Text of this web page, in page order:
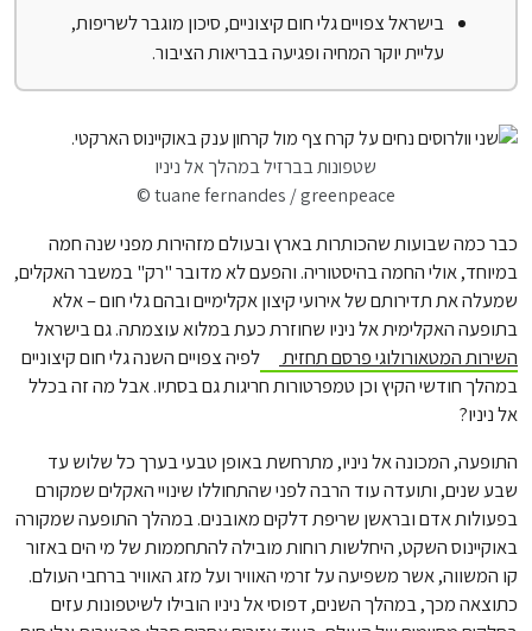
בישראל צפויים גלי חום קיצוניים, סיכון מוגבר לשריפות,
עליית יוקר המחיה ופגיעה בבריאות הציבור.
שטפונות בברזיל במהלך אל ניניו
© tuane fernandes / greenpeace
כבר כמה שבועות שהכותרות בארץ ובעולם מזהירות מפני שנה חמה
במיוחד, אולי החמה בהיסטוריה. והפעם לא מדובר "רק" במשבר האקלים,
שמעלה את תדירותם של אירועי קיצון אקלימיים ובהם גלי חום – אלא
בתופעה האקלימית אל ניניו שחוזרת כעת במלוא עוצמתה. גם בישראל
השירות המטאורולוגי פרסם תחזית
לפיה צפויים השנה גלי חום קיצוניים
במהלך חודשי הקיץ וכן טמפרטורות חריגות גם בסתיו. אבל מה זה בכלל
אל ניניו?
התופעה, המכונה אל ניניו, מתרחשת באופן טבעי בערך כל שלוש עד
שבע שנים, ותועדה עוד הרבה לפני שהתחוללו שינויי האקלים שמקורם
בפעולות אדם ובראשן שריפת דלקים מאובנים. במהלך התופעה שמקורה
באוקיינוס השקט, היחלשות רוחות מובילה להתחממות של מי הים באזור
קו המשווה, אשר משפיעה על זרמי האוויר ועל מזג האוויר ברחבי העולם.
כתוצאה מכך, במהלך השנים, דפוסי אל ניניו הובילו לשיטפונות עזים